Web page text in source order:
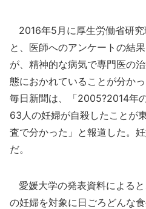
2016年5月に厚生労働省研究
と、医師へのアンケートの結
が、精神的な病気で専門医の
態におかれていることが分か
毎日新聞は、「2005?2014年
63人の妊婦が自殺したことが
査で分かった」と報道した。
だ。
愛媛大学の発表資料による
の妊婦を対象に日ごろどんな